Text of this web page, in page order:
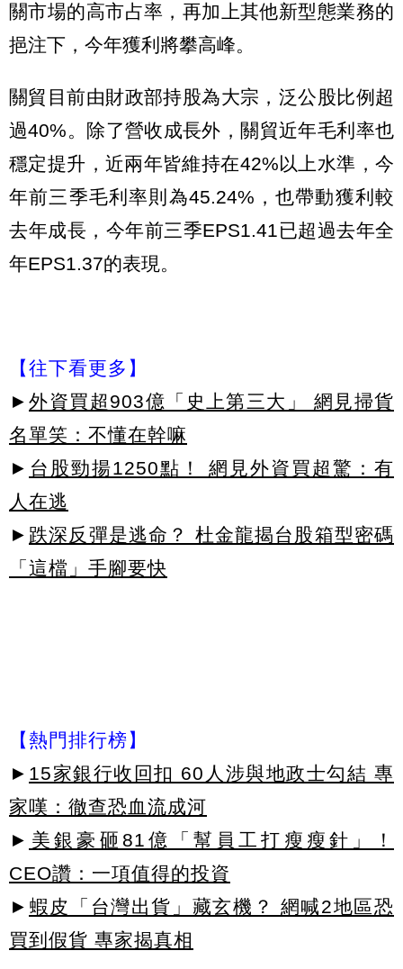
關市場的高市占率，再加上其他新型態業務的
挹注下，今年獲利將攀高峰。
關貿目前由財政部持股為大宗，泛公股比例超
過40%。除了營收成長外，關貿近年毛利率也
穩定提升，近兩年皆維持在42%以上水準，今
年前三季毛利率則為45.24%，也帶動獲利較
去年成長，今年前三季EPS1.41已超過去年全
年EPS1.37的表現。
【往下看更多】
► 外資買超903億「史上第三大」 網見掃貨
名單笑：不懂在幹嘛
► 台股勁揚1250點！ 網見外資買超驚：有
人在逃
► 跌深反彈是逃命？ 杜金龍揭台股箱型密碼
「這檔」手腳要快
【熱門排行榜】
► 15家銀行收回扣 60人涉與地政士勾結 專
家嘆：徹查恐血流成河
► 美銀豪砸81億「幫員工打瘦瘦針」！
CEO讚：一項值得的投資
► 蝦皮「台灣出貨」藏玄機？ 網喊2地區恐
買到假貨 專家揭真相